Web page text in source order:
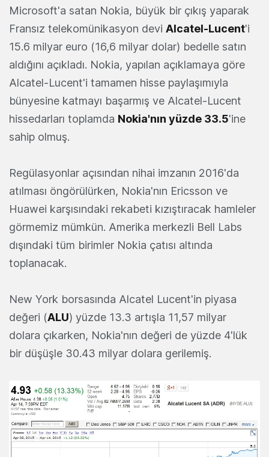
Microsoft'a satan Nokia, büyük bir çıkış yaparak
Fransız telekomünikasyon devi Alcatel-Lucent'i
15.6 milyar euro (16,6 milyar dolar) bedelle satın
aldığını açıkladı. Nokia, yapılan açıklamaya göre
Alcatel-Lucent'i tamamen hisse paylaşımıyla
bünyesine katmayı başarmış ve Alcatel-Lucent
hissedarları toplamda Nokia'nın yüzde 33.5'ine
sahip olmuş.
Regülasyonlar açısından nihai imzanın 2016'da
atılması öngörülürken, Nokia'nın Ericsson ve
Huawei karşısındaki rekabeti kızıştıracak hamleler
görmemiz mümkün. Amerika merkezli Bell Labs
dışındaki tüm birimler Nokia çatısı altında
toplanacak.
New York borsasında Alcatel Lucent'in piyasa
değeri (ALU) yüzde 13.3 artışla 11,57 milyar
dolara çıkarken, Nokia'nın değeri de yüzde 4'lük
bir düşüşle 30.43 milyar dolara gerilemiş.